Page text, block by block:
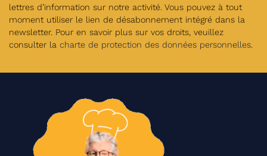
lettres d’information sur notre activité. Vous pouvez à tout
moment utiliser le lien de désabonnement intégré dans la
newsletter. Pour en savoir plus sur vos droits, veuillez
consulter la charte de protection des données personnelles